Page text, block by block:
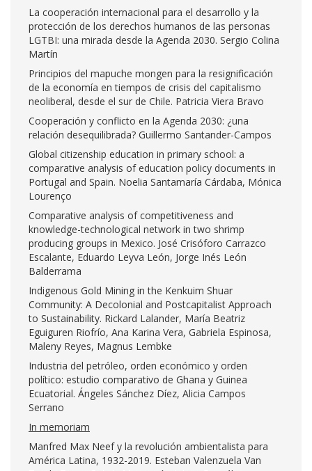
La cooperación internacional para el desarrollo y la
protección de los derechos humanos de las personas
LGTBI: una mirada desde la Agenda 2030. Sergio Colina
Martín
Principios del mapuche mongen para la resignificación
de la economía en tiempos de crisis del capitalismo
neoliberal, desde el sur de Chile. Patricia Viera Bravo
Cooperación y conflicto en la Agenda 2030: ¿una
relación desequilibrada? Guillermo Santander-Campos
Global citizenship education in primary school: a
comparative analysis of education policy documents in
Portugal and Spain. Noelia Santamaría Cárdaba, Mónica
Lourenço
Comparative analysis of competitiveness and
knowledge-technological network in two shrimp
producing groups in Mexico. José Crisóforo Carrazco
Escalante, Eduardo Leyva León, Jorge Inés León
Balderrama
Indigenous Gold Mining in the Kenkuim Shuar
Community: A Decolonial and Postcapitalist Approach
to Sustainability. Rickard Lalander, María Beatriz
Eguiguren Riofrío, Ana Karina Vera, Gabriela Espinosa,
Maleny Reyes, Magnus Lembke
Industria del petróleo, orden económico y orden
político: estudio comparativo de Ghana y Guinea
Ecuatorial. Ángeles Sánchez Díez, Alicia Campos
Serrano
In memoriam
Manfred Max Neef y la revolución ambientalista para
América Latina, 1932-2019. Esteban Valenzuela Van